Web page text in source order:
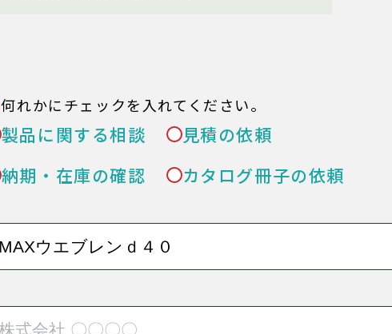
何れかにチェックを入れてください。
製品に関する相談
見積の依頼
納期・在庫の確認
カタログ冊子の依頼